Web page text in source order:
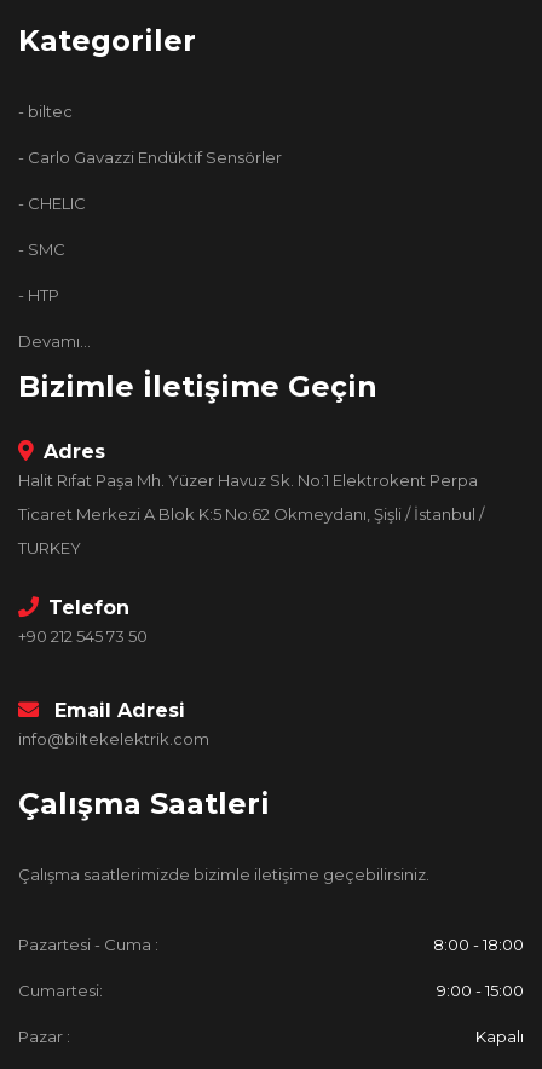
Kategoriler
- biltec
- Carlo Gavazzi Endüktif Sensörler
- CHELIC
- SMC
- HTP
Devamı...
Bizimle İletişime Geçin
Adres
Halit Rıfat Paşa Mh. Yüzer Havuz Sk. No:1 Elektrokent Perpa
Ticaret Merkezi A Blok K:5 No:62 Okmeydanı, Şişli / İstanbul /
TURKEY
Telefon
+90 212 545 73 50
Email Adresi
info@biltekelektrik.com
Çalışma Saatleri
Çalışma saatlerimizde bizimle iletişime geçebilirsiniz.
Pazartesi - Cuma : 8:00 - 18:00
Cumartesi: 9:00 - 15:00
Pazar : Kapalı